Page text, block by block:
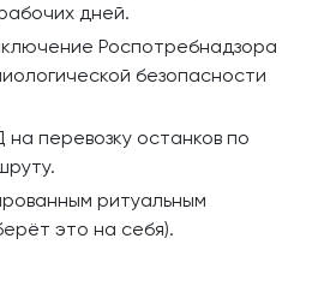
дней.
Роспотребнадзора
безопасности
перевозку останков по
ритуальным
это на себя).